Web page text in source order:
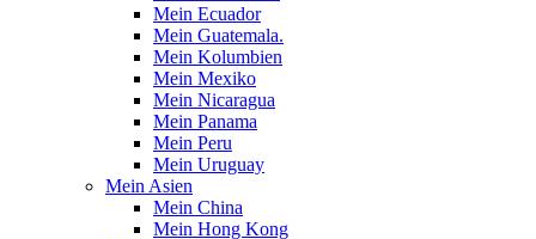
Mein Ecuador
Mein Guatemala.
Mein Kolumbien
Mein Mexiko
Mein Nicaragua
Mein Panama
Mein Peru
Mein Uruguay
Mein Asien
Mein China
Mein Hong Kong